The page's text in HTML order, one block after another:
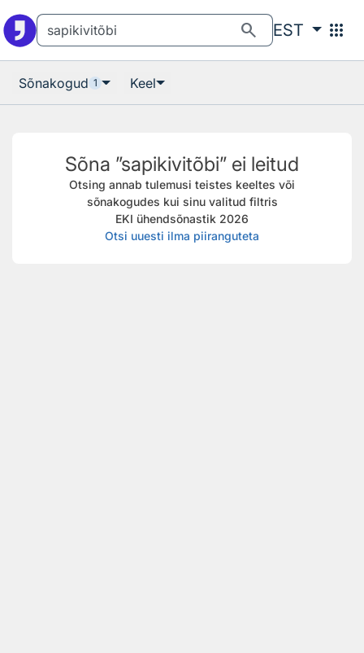
search EST apps
Sõnakogud 1 Keel
Sõna ”sapikivitõbi” ei leitud
Otsing annab tulemusi teistes keeltes või
sõnakogudes kui sinu valitud filtris
EKI ühendsõnastik 2026
Otsi uuesti ilma piiranguteta